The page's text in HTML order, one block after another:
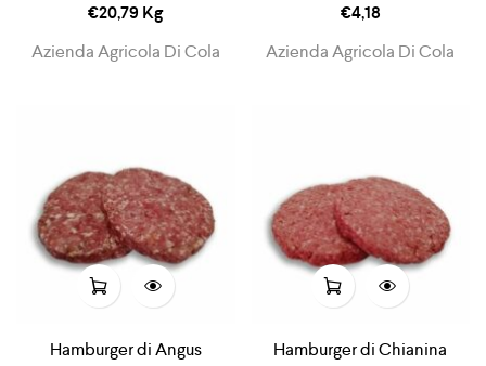
€20,79 Kg
Azienda Agricola Di Cola
€4,18
Azienda Agricola Di Cola
Hamburger di Angus
Hamburger di Chianina